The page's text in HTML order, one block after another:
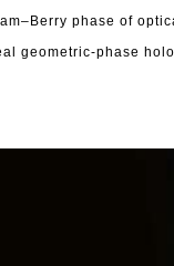
phase of
geometric-phase